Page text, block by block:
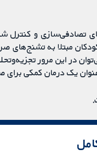
تصادفی‌سازی و کنترل
مبتلا به تشنج‌های
در این مرور
یک درمان کمکی برای